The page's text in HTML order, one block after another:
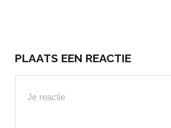
PLAATS EEN REACTIE